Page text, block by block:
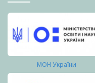
МОН України